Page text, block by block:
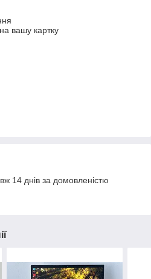
вашу картку
14 днів за домовленістю